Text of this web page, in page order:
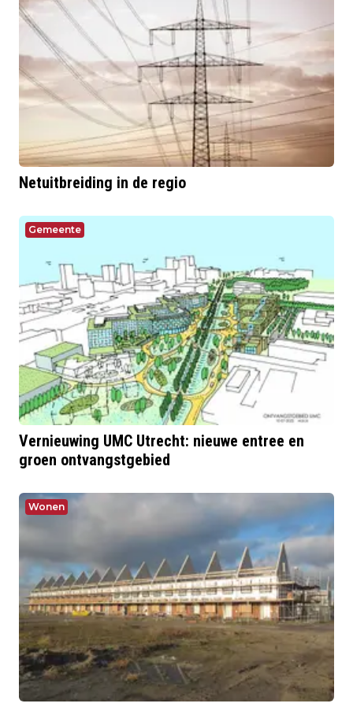
Netuitbreiding in de regio
Gemeente
Vernieuwing UMC Utrecht: nieuwe entree en
groen ontvangstgebied
Wonen